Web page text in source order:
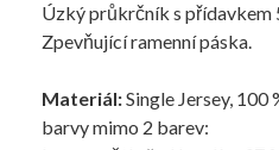
Úzký průkrčník s přídavkem
Zpevňující ramenní páska.
Materiál:Single Jersey, 100
barvy mimo 2 barev: